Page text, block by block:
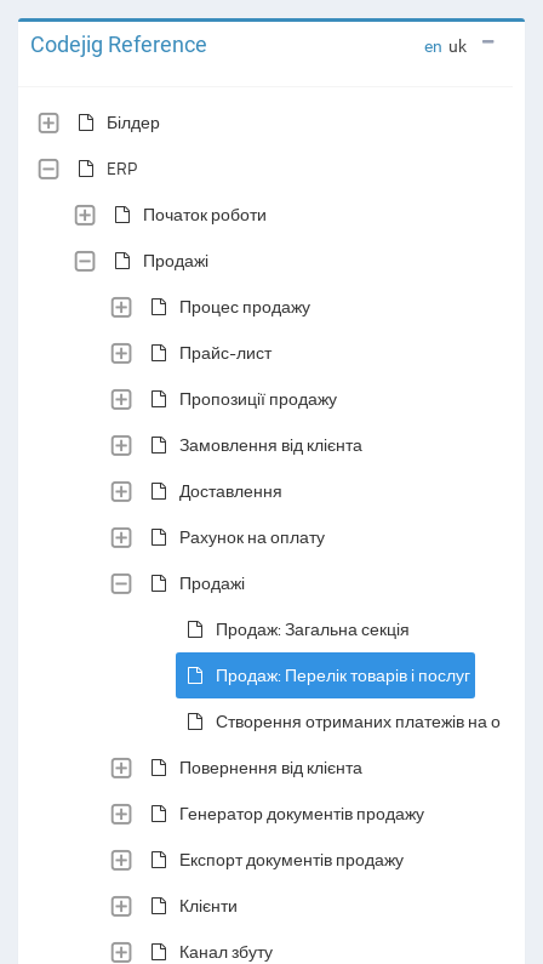
Codejig Reference en uk
Білдер
ERP
Початок роботи
Продажі
Процес продажу
Прайс-лист
Пропозиції продажу
Замовлення від клієнта
Доставлення
Рахунок на оплату
Продажі
Продаж: Загальна секція
Продаж: Перелік товарів і послуг
Створення отриманих платежів на
Повернення від клієнта
Генератор документів продажу
Експорт документів продажу
Клієнти
Канал збуту